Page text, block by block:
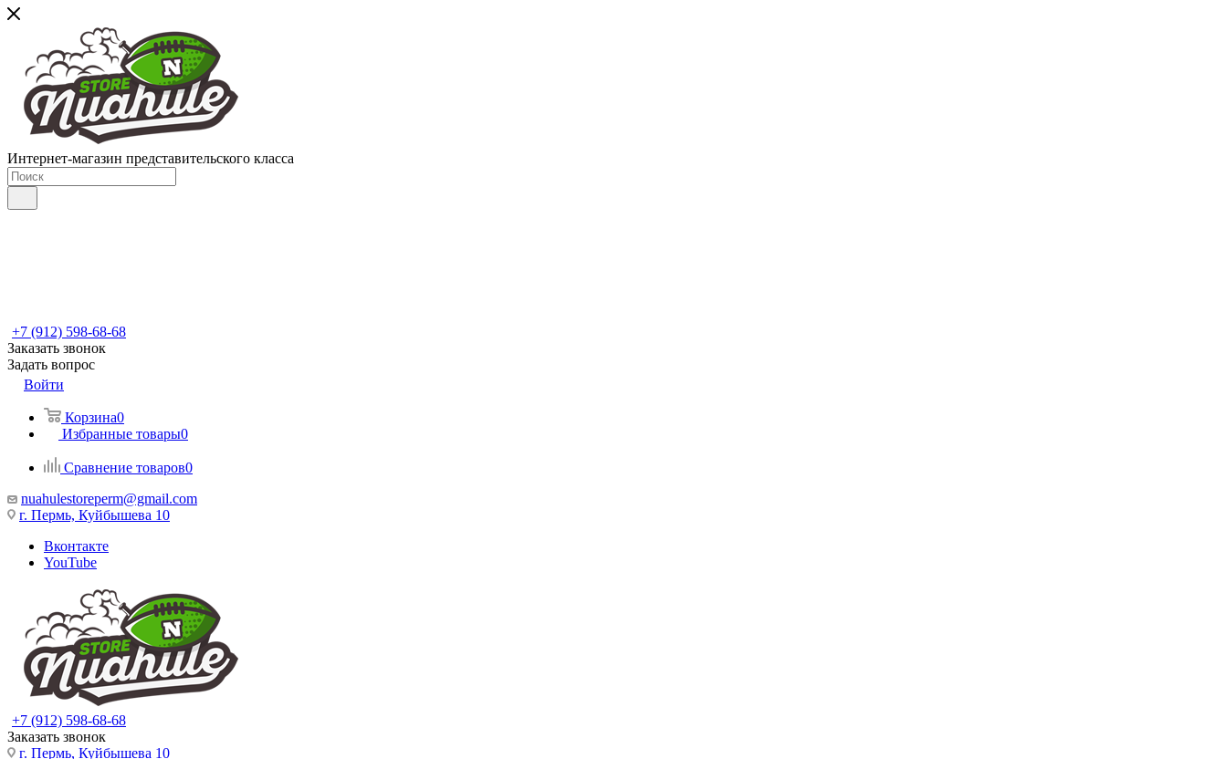
Интернет-магазин представительского класса
+7 (912) 598-68-68
Заказать звонок
Задать вопрос
Войти
Корзина0
Избранные товары0
Сравнение товаров0
nuahulestoreperm@gmail.com
г. Пермь, Куйбышева 10
Вконтакте
YouTube
+7 (912) 598-68-68
Заказать звонок
г. Пермь, Куйбышева 10